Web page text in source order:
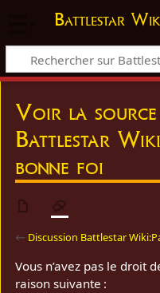
Battlestar
Voir la source
Battlestar
bonne foi
← Discussion Battlestar
Vous n’avez pas le droit
raison suivante :